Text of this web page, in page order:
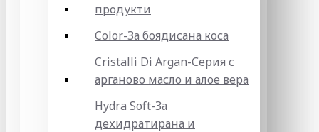
продукти
Color-За боядисана коса
Cristalli Di Argan-Серия с
арганово масло и алое вера
Hydra Soft-За
дехидратирана и